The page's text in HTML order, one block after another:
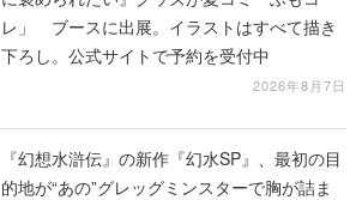
レ」 ブースに出展。イラストはすべて描き
下ろし。公式サイトで予約を受付中
2026年8月7日
『幻想水滸伝』の新作『幻水SP』、最初の目
的地が“あの”グレッグミンスターで胸が詰ま